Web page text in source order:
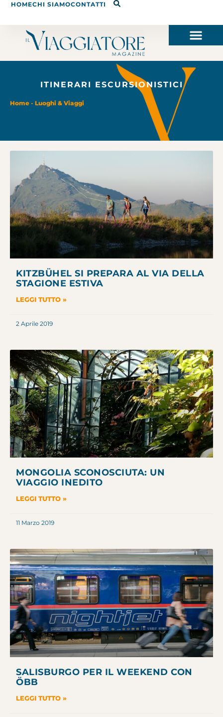
HOMECHI SIAMOCONTATTI
ITINERARI ESCURSIONISTICI
Home - Luoghi & Viaggi
KITZBÜHEL SI PREPARA AL VIA DELLA
STAGIONE ESTIVA
LEGGI TUTTO »
2 Aprile 2019
MONGOLIA SCONOSCIUTA: UN
VIAGGIO INEDITO
LEGGI TUTTO »
11 Marzo 2019
SALISBURGO PER IL WEEKEND CON
ÖBB
LEGGI TUTTO »